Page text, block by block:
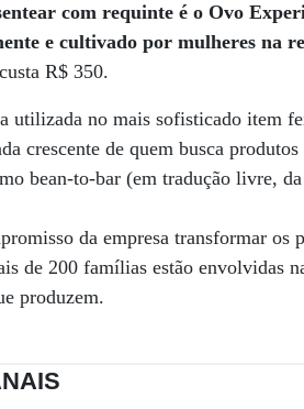
com requinte é o Ovo
e cultivado por mulheres na
R$ 350.
utilizada no mais sofisticado item
crescente de quem busca
bean-to-bar (em tradução livre,
da empresa transformar os
de 200 famílias estão envolvidas
produzem.